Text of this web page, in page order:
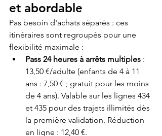
et abordable
Pas besoin d'achats séparés : ces
itinéraires sont regroupés pour une
flexibilité maximale :
Pass 24 heures à arrêts multiples :
13,50 €/adulte (enfants de 4 à 11
ans : 7,50 € ; gratuit pour les moins
de 4 ans). Valable sur les lignes 434
et 435 pour des trajets illimités dès
la première validation. Réduction
en ligne : 12,40 €.